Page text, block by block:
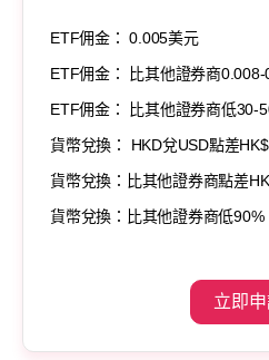
ETF佣金： 0.005美元
ETF佣金： 比其他證券商
ETF佣金： 比其他證券商低30-
貨幣兌換： HKD兌USD點差
貨幣兌換：比其他證券商點差
貨幣兌換：比其他證券商低90%
立即